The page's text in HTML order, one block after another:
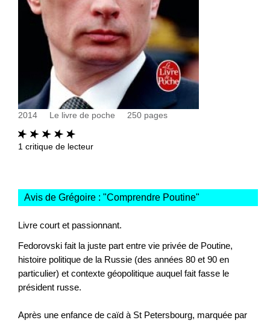
2014 Le livre de poche 250 pages
1 critique de lecteur
Avis de Grégoire : "Comprendre Poutine"
Livre court et passionnant.
Fedorovski fait la juste part entre vie privée de Poutine,
histoire politique de la Russie (des années 80 et 90 en
particulier) et contexte géopolitique auquel fait fasse le
président russe.
Après une enfance de caïd à St Petersbourg, marquée par